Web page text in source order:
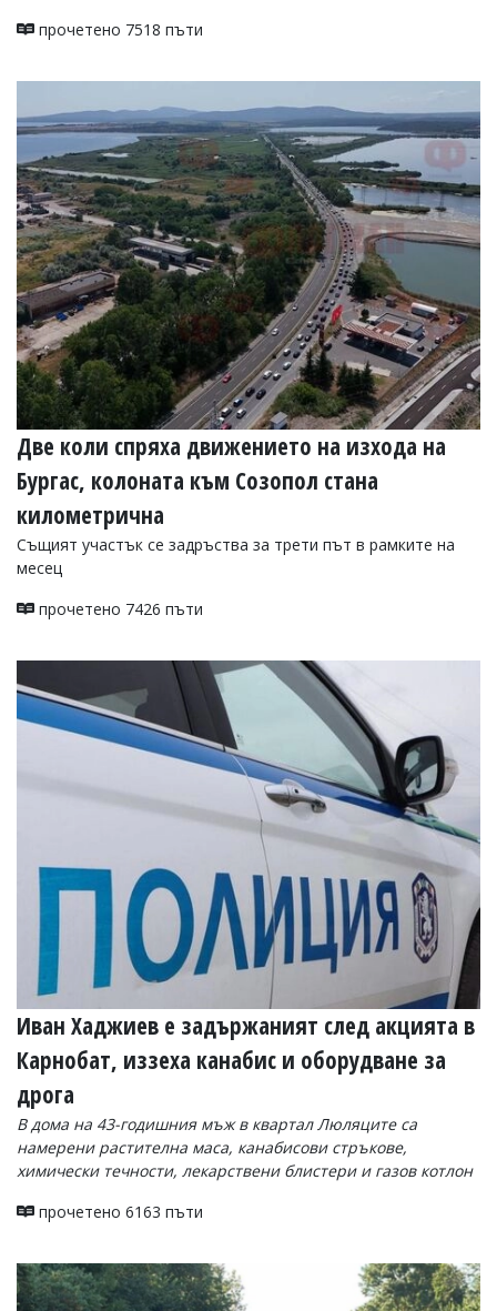
прочетено 7518 пъти
Две коли спряха движението на изхода на
Бургас, колоната към Созопол стана
километрична
Същият участък се задръства за трети път в рамките на
месец
прочетено 7426 пъти
Иван Хаджиев е задържаният след акцията в
Карнобат, иззеха канабис и оборудване за
дрога
В дома на 43-годишния мъж в квартал Люляците са
намерени растителна маса, канабисови стръкове,
химически течности, лекарствени блистери и газов котлон
прочетено 6163 пъти